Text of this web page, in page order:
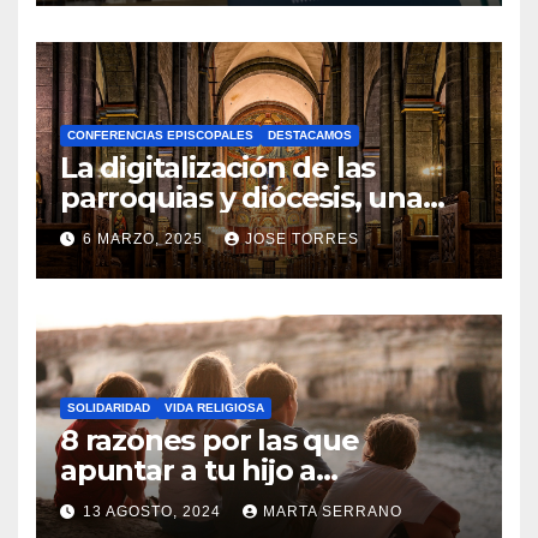
O
H
A
Y
C
O
M
N
T
A
R
I
O
CONFERENCIAS EPISCOPALES DESTACAMOS
La digitalización de las
parroquias y diócesis, una
realidad ya para el futuro de
la Iglesia
6 MARZO, 2025 JOSE TORRES
N
O
H
A
Y
SOLIDARIDAD VIDA RELIGIOSA
8 razones por las que
apuntar a tu hijo a
Catequesis
13 AGOSTO, 2024 MARTA SERRANO